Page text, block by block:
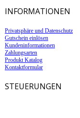
INFORMATIONEN
Privatsphäre und Datenschutz
Gutschein einlösen
Kundeninformationen
Zahlungsarten
Produkt Katalog
Kontaktformular
STEUERUNGEN